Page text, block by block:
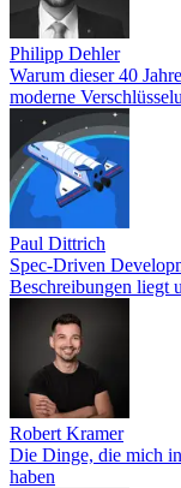
Philipp Dehler
Warum dieser 40
moderne
Paul Dittrich
Spec-Driven
Beschreibungen liegt
Robert Kramer
Die Dinge, die mich
haben